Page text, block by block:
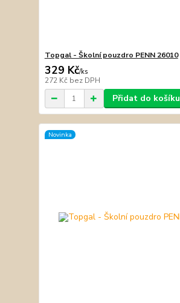
Topgal - Školní pouzdro PENN 26010
329 Kč/ks
272 Kč bez DPH
Přidat do košíku
Novinka